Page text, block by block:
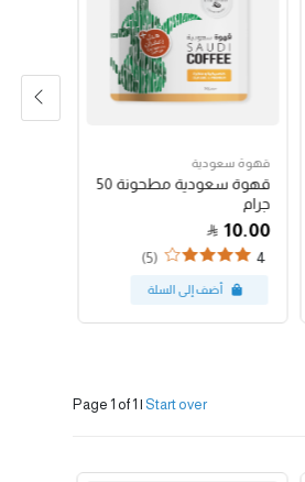
قهوة سعودية
قهوة سعودية مطحونة 50
جرام
10.00
4
(5)
Page 1 of 1 | Start over